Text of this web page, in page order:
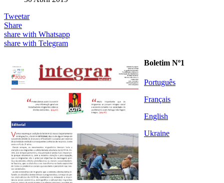
Tweetar
Share
share with Whatsapp
share with Telegram
Boletim Nº1
Português
Français
English
Ukraine